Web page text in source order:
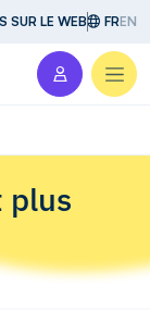
SUR LE WEB FREN
plus